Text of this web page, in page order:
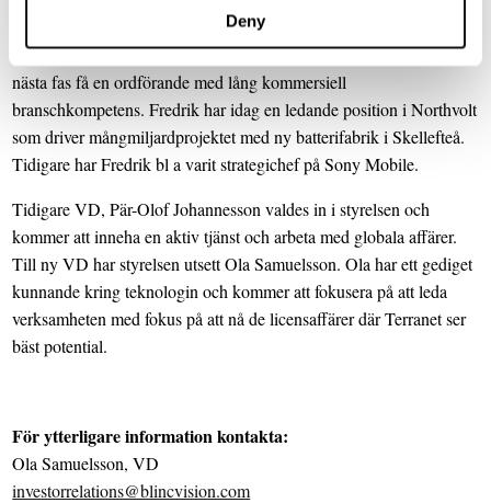
Deny
avgick och Fredrik Hedlund valdes in i hans ställe. Christian såg
sitt huvudarbete som slutfört och välkomnade nya krafter för att i
nästa fas få en ordförande med lång kommersiell
branschkompetens. Fredrik har idag en ledande position i Northvolt
som driver mångmiljardprojektet med ny batterifabrik i Skellefteå.
Tidigare har Fredrik bl a varit strategichef på Sony Mobile.
Tidigare VD, Pär-Olof Johannesson valdes in i styrelsen och
kommer att inneha en aktiv tjänst och arbeta med globala affärer.
Till ny VD har styrelsen utsett Ola Samuelsson. Ola har ett gediget
kunnande kring teknologin och kommer att fokusera på att leda
verksamheten med fokus på att nå de licensaffärer där Terranet ser
bäst potential.
För ytterligare information kontakta:
Ola Samuelsson, VD
investorrelations@blincvision.com